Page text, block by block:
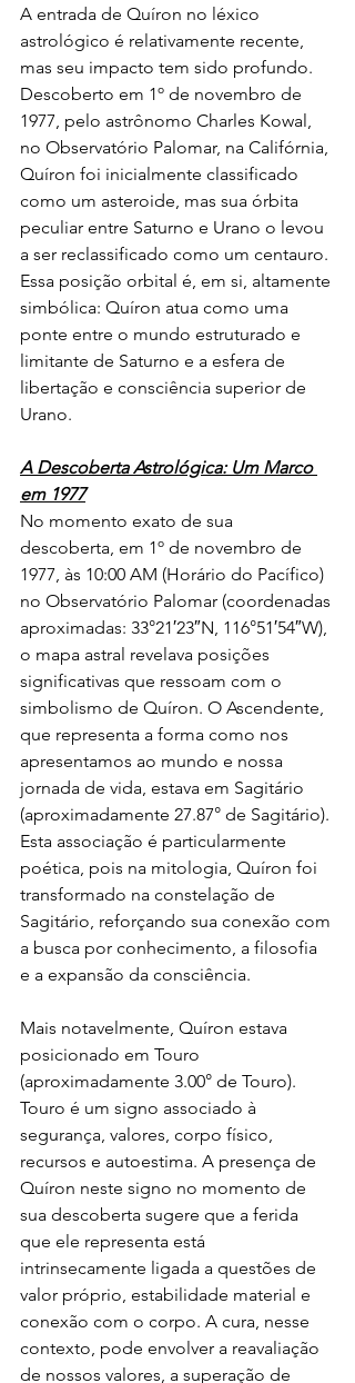
A entrada de Quíron no léxico
astrológico é relativamente recente,
mas seu impacto tem sido profundo.
Descoberto em 1º de novembro de
1977, pelo astrônomo Charles Kowal,
no Observatório Palomar, na Califórnia,
Quíron foi inicialmente classificado
como um asteroide, mas sua órbita
peculiar entre Saturno e Urano o levou
a ser reclassificado como um centauro.
Essa posição orbital é, em si, altamente
simbólica: Quíron atua como uma
ponte entre o mundo estruturado e
limitante de Saturno e a esfera de
libertação e consciência superior de
Urano.
A Descoberta Astrológica: Um Marco
em 1977
No momento exato de sua
descoberta, em 1º de novembro de
1977, às 10:00 AM (Horário do Pacífico)
no Observatório Palomar (coordenadas
aproximadas: 33°21′23″N, 116°51′54″W),
o mapa astral revelava posições
significativas que ressoam com o
simbolismo de Quíron. O Ascendente,
que representa a forma como nos
apresentamos ao mundo e nossa
jornada de vida, estava em Sagitário
(aproximadamente 27.87° de Sagitário).
Esta associação é particularmente
poética, pois na mitologia, Quíron foi
transformado na constelação de
Sagitário, reforçando sua conexão com
a busca por conhecimento, a filosofia
e a expansão da consciência.
Mais notavelmente, Quíron estava
posicionado em Touro
(aproximadamente 3.00° de Touro).
Touro é um signo associado à
segurança, valores, corpo físico,
recursos e autoestima. A presença de
Quíron neste signo no momento de
sua descoberta sugere que a ferida
que ele representa está
intrinsecamente ligada a questões de
valor próprio, estabilidade material e
conexão com o corpo. A cura, nesse
contexto, pode envolver a reavaliação
de nossos valores, a superação de